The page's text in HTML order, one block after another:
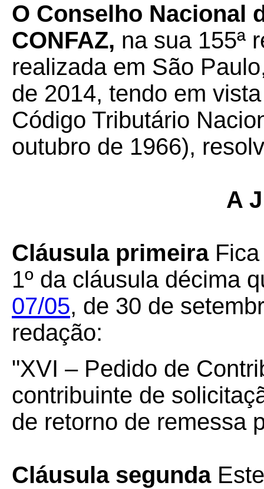
O Conselho Nacional
CONFAZ, na sua 155ª
realizada em São
de 2014, tendo em
Código Tributário
outubro de 1966),
A
Cláusula primeiraFica
1º da cláusula décima
07/05, de 30 de
redação:
"XVI – Pedido de
contribuinte de
de retorno de remessa
Cláusula segunda